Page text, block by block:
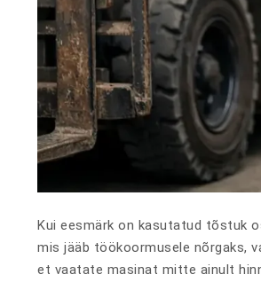
Kui eesmärk on kasutatud tõstuk
mis jääb töökoormusele nõrgaks,
et vaatate masinat mitte ainult